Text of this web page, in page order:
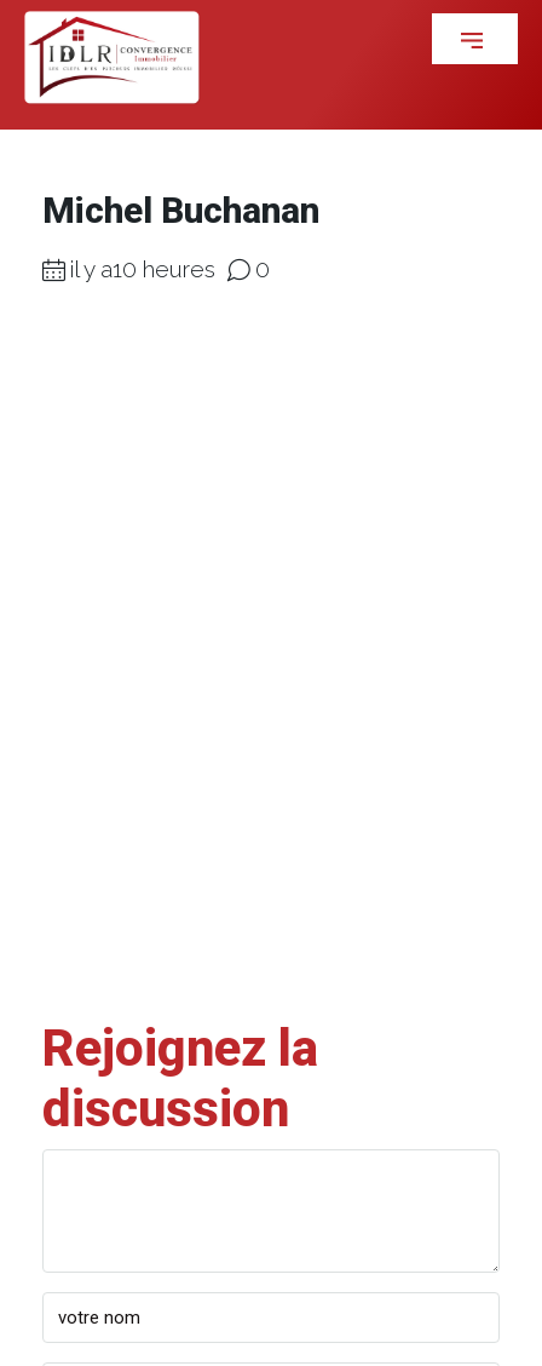
Michel Buchanan
il y a10 heures 0
Rejoignez la
discussion